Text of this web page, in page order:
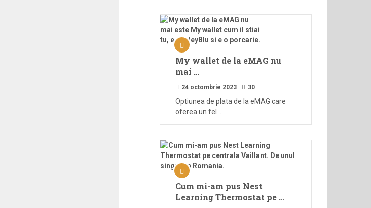
My wallet de la eMAG nu
mai …
24 octombrie 2023 30
Optiunea de plata de la eMAG care
oferea un fel …
Cum mi-am pus Nest
Learning Thermostat pe …